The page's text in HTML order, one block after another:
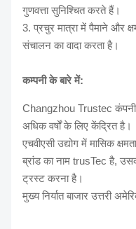
गुणवत्ता सुनिश्चित करते हैं।
3. प्रचुर मात्रा में पैमाने और
संचालन का वादा करता है।
कम्पनी के बारे में:
Changzhou Trustec कंपनी
अधिक वर्षों के लिए केंद्रित है।
एचवीएसी उद्योग में मासिक
ब्रांड का नाम trusTec है,
ट्रस्ट करना है।
मुख्य निर्यात बाजार उत्तरी